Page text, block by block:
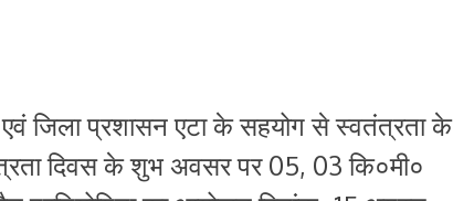
एवं जिला प्रशासन एटा के सहयोग से स्वतंत्रता के
दिवस के शुभ अवसर पर 05, 03 कि०मी०